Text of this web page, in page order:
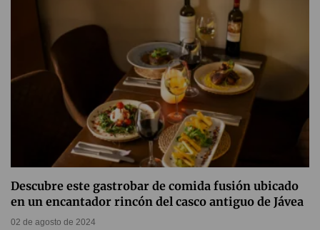
Descubre este gastrobar de comida fusión ubicado
en un encantador rincón del casco antiguo de Jávea
02 de agosto de 2024